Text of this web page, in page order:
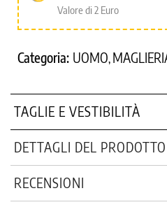
Valore di 2 Euro
Categoria: UOMO
TAGLIE E VESTIBILITÀ
DETTAGLI DEL PRODOTTO
RECENSIONI